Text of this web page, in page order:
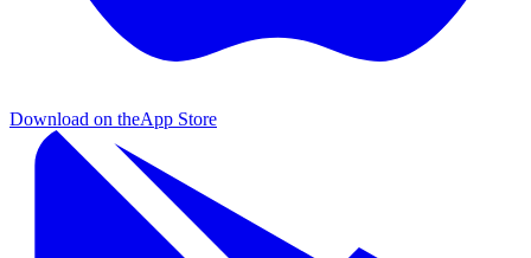
Download on theApp Store